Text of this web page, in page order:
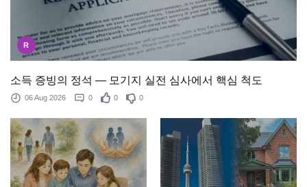
R
소득 증빙의 정석 — 모기지 실전 심사에서 핵심 척도
06 Aug 2026 0 0 0